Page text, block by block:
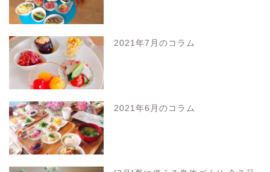
2021年7月のコラム
2021年6月のコラム